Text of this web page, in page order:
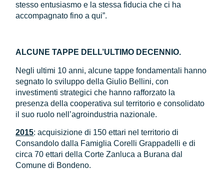
stesso entusiasmo e la stessa fiducia che ci ha
accompagnato fino a qui”.
ALCUNE TAPPE DELL’ULTIMO DECENNIO.
Negli ultimi 10 anni, alcune tappe fondamentali hanno
segnato lo sviluppo della Giulio Bellini, con
investimenti strategici che hanno rafforzato la
presenza della cooperativa sul territorio e consolidato
il suo ruolo nell’agroindustria nazionale.
2015: acquisizione di 150 ettari nel territorio di
Consandolo dalla Famiglia Corelli Grappadelli e di
circa 70 ettari della Corte Zanluca a Burana dal
Comune di Bondeno.